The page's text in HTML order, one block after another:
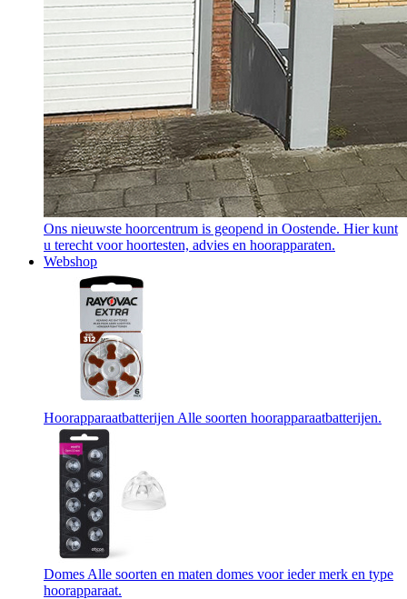
Ons nieuwste hoorcentrum is geopend in Oostende. Hier kunt
u terecht voor hoortesten, advies en hoorapparaten.
Webshop
Hoorapparaatbatterijen Alle soorten hoorapparaatbatterijen.
Domes Alle soorten en maten domes voor ieder merk en type
hoorapparaat.